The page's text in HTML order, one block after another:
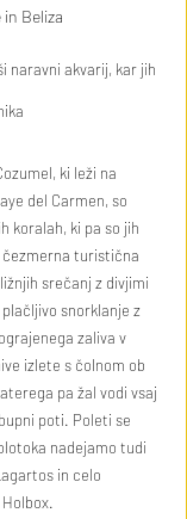
in Beliza
naravni akvarij, kar jih
ki leži na
del Carmen, so
koralah, ki pa so jih
čezmerna turistična
srečanj z divjimi
snorklanje z
zaliva v
izlete s čolnom ob
pa žal vodi vsaj
poti. Poleti se
nadejamo tudi
in celo